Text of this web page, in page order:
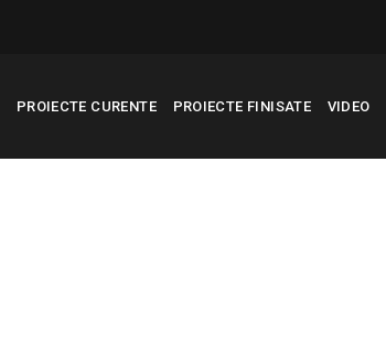
PROIECTE CURENTE PROIECTE FINISATE VIDEO